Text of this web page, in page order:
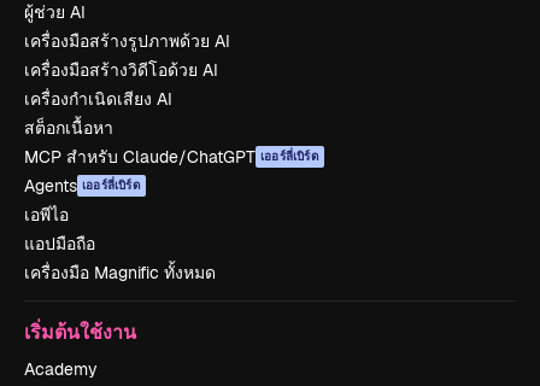
ผู้ช่วย AI
เครื่องมือสร้างรูปภาพด้วย AI
เครื่องมือสร้างวิดีโอด้วย AI
เครื่องกำเนิดเสียง AI
สต็อกเนื้อหา
MCP สำหรับ Claude/ChatGPT เออร์ลี่เบิร์ด
Agents เออร์ลี่เบิร์ด
เอพีไอ
แอปมือถือ
เครื่องมือ Magnific ทั้งหมด
เริ่มต้นใช้งาน
Academy